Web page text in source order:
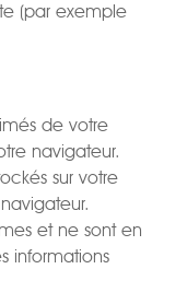
(par exemple
de votre
navigateur.
sur votre
et ne sont en
informations